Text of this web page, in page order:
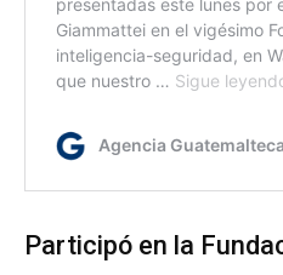
Participó en la